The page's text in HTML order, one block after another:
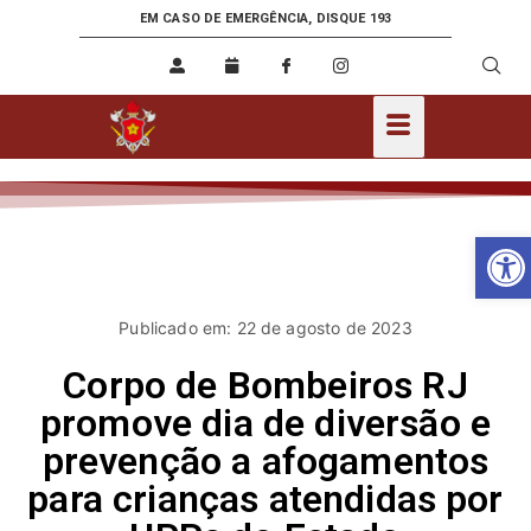
EM CASO DE EMERGÊNCIA, DISQUE 193
Publicado em: 22 de agosto de 2023
Corpo de Bombeiros RJ
promove dia de diversão e
prevenção a afogamentos
para crianças atendidas por